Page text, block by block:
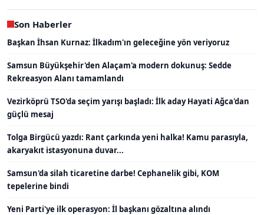
Son Haberler
Başkan İhsan Kurnaz: İlkadım'ın geleceğine yön veriyoruz
Samsun Büyükşehir'den Alaçam'a modern dokunuş: Sedde
Rekreasyon Alanı tamamlandı
Vezirköprü TSO'da seçim yarışı başladı: İlk aday Hayati Ağca'dan
güçlü mesaj
Tolga Birgücü yazdı: Rant çarkında yeni halka! Kamu parasıyla,
akaryakıt istasyonuna duvar...
Samsun'da silah ticaretine darbe! Cephanelik gibi, KOM
tepelerine bindi
Yeni Parti'ye ilk operasyon: İl başkanı gözaltına alındı